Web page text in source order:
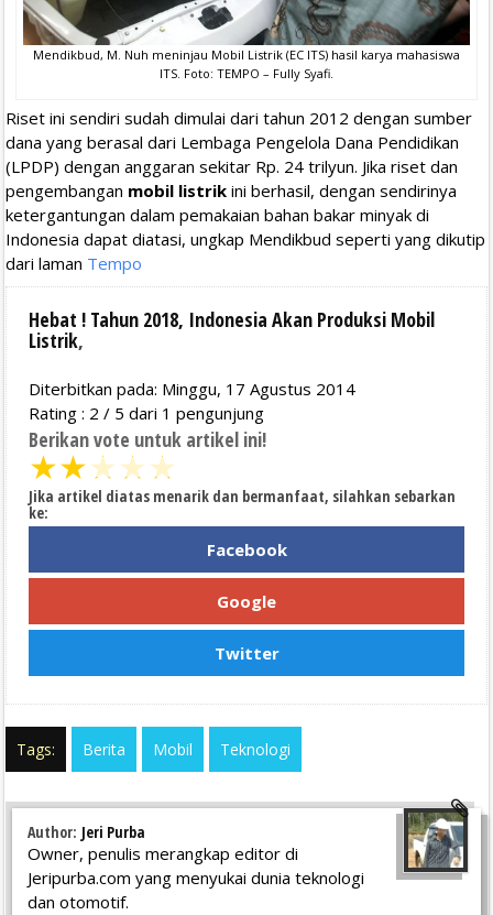
Mendikbud, M. Nuh meninjau Mobil Listrik (EC ITS) hasil karya mahasiswa
ITS. Foto: TEMPO – Fully Syafi.
Riset ini sendiri sudah dimulai dari tahun 2012 dengan sumber
dana yang berasal dari Lembaga Pengelola Dana Pendidikan
(LPDP) dengan anggaran sekitar Rp. 24 trilyun. Jika riset dan
pengembangan mobil listrik ini berhasil, dengan sendirinya
ketergantungan dalam pemakaian bahan bakar minyak di
Indonesia dapat diatasi, ungkap Mendikbud seperti yang dikutip
dari laman Tempo
Hebat ! Tahun 2018, Indonesia Akan Produksi Mobil
Listrik,
Diterbitkan pada: Minggu, 17 Agustus 2014
Rating : 2 / 5 dari 1 pengunjung
Berikan vote untuk artikel ini!
★★★★★
Jika artikel diatas menarik dan bermanfaat, silahkan sebarkan
ke:
Facebook
Google
Twitter
Tags: Berita Mobil Teknologi
Author: Jeri Purba
Owner, penulis merangkap editor di
Jeripurba.com yang menyukai dunia teknologi
dan otomotif.